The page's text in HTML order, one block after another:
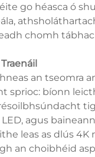
go héasca ó
chomh
an tseomra
sprioc: bíonn
agus
leas as dlús 4K
an choibhéid